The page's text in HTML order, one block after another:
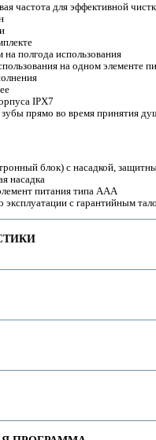
частота для эффективной
полгода использования
на одном элементе
IPX7
прямо во время принятия
блок) с насадкой,
насадка
питания типа ААА
эксплуатации с гарантийным
доступны варианты
удобным способом. В